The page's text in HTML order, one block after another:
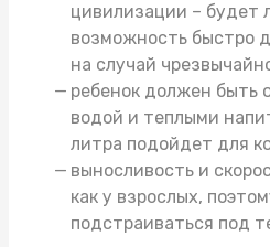
цивилизации – будет
возможность быстро
на случай
ребенок должен быть
водой и теплыми
литра подойдет для
выносливость и
как у взрослых,
подстраиваться под